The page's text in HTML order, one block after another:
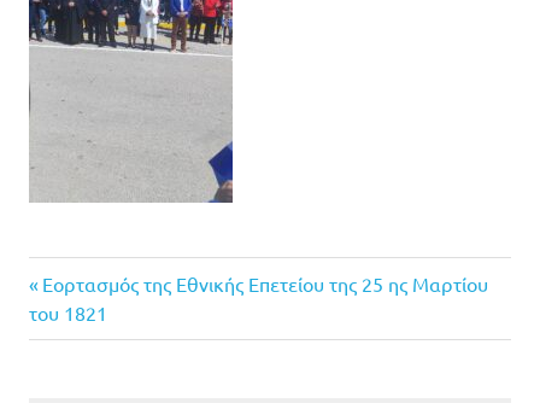
Πλοήγηση
άρθρων
Previous
Post:
Εορτασμός της Εθνικής Επετείου της 25 ης Μαρτίου
του 1821